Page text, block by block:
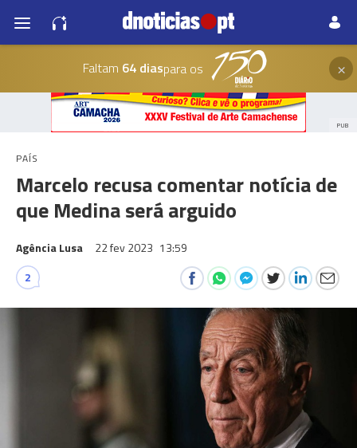
Faltam 64 diaspara os ×
PUB
PAÍS
Marcelo recusa comentar notícia de
que Medina será arguido
Agência Lusa 22 fev 2023 13:59
2